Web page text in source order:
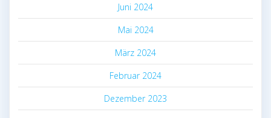
Juni 2024
Mai 2024
März 2024
Februar 2024
Dezember 2023